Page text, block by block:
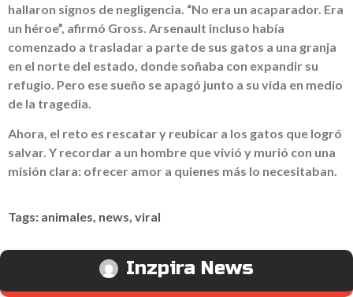
hallaron signos de negligencia. “No era un acaparador. Era
un héroe”, afirmó Gross. Arsenault incluso había
comenzado a trasladar a parte de sus gatos a una granja
en el norte del estado, donde soñaba con expandir su
refugio. Pero ese sueño se apagó junto a su vida en medio
de la tragedia.
Ahora, el reto es rescatar y reubicar a los gatos que logró
salvar. Y recordar a un hombre que vivió y murió con una
misión clara: ofrecer amor a quienes más lo necesitaban.
Tags: animales, news, viral
Inzpira News